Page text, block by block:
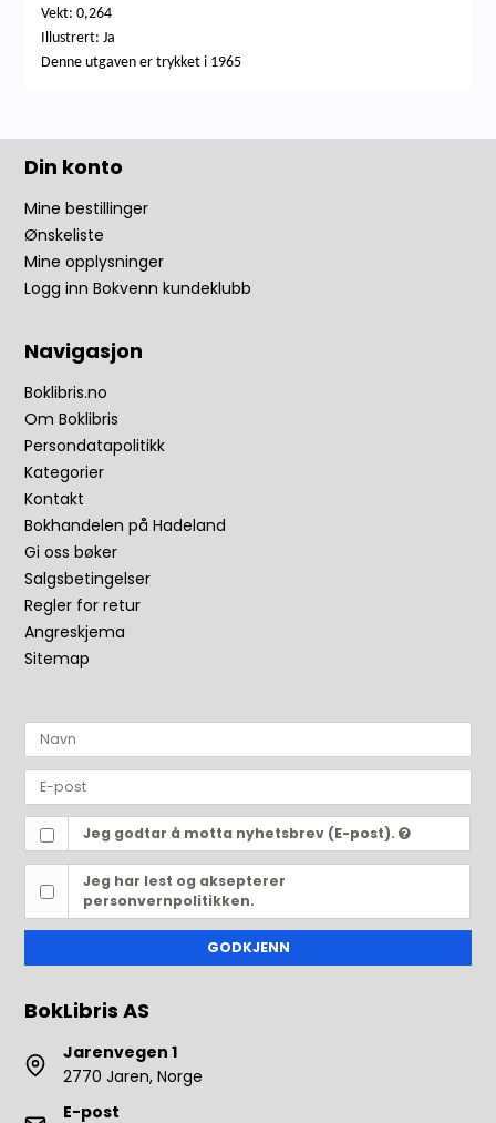
Vekt: 0,264
Illustrert: Ja
Denne utgaven er trykket i 1965
Din konto
Mine bestillinger
Ønskeliste
Mine opplysninger
Logg inn Bokvenn kundeklubb
Navigasjon
Boklibris.no
Om Boklibris
Persondatapolitikk
Kategorier
Kontakt
Bokhandelen på Hadeland
Gi oss bøker
Salgsbetingelser
Regler for retur
Angreskjema
Sitemap
Jeg godtar å motta nyhetsbrev (E-post).
Jeg har lest og aksepterer
personvernpolitikken.
GODKJENN
BokLibris AS
Jarenvegen 1
2770 Jaren, Norge
E-post